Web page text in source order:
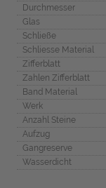
Durchmesser
Glas
Schließe
Schliesse Material
Zifferblatt
Zahlen Zifferblatt
Band Material
Werk
Anzahl Steine
Aufzug
Gangreserve
Wasserdicht